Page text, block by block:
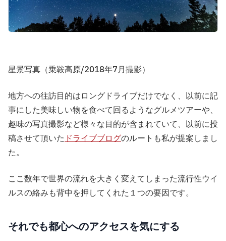
星景写真（乗鞍高原/2018年7月撮影）
地方への往訪目的はロングドライブだけでなく、以前に記
事にした美味しい物を食べて回るようなグルメツアーや、
趣味の写真撮影など様々な目的が含まれていて、以前に投
稿させて頂いた ドライブブログのルートも私が提案しまし
た。
ここ数年で世界の流れを大きく変えてしまった流行性ウイ
ルスの絡みも背中を押してくれた１つの要因です。
それでも都心へのアクセスを気にする